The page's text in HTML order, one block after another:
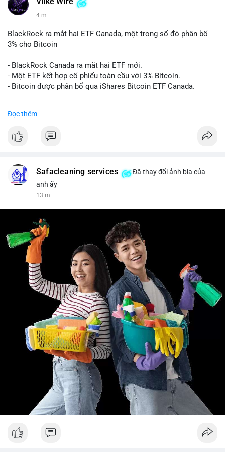
4 m
BlackRock ra mắt hai ETF Canada, một trong số đó phân bổ
3% cho Bitcoin
- BlackRock Canada ra mắt hai ETF mới.
- Một ETF kết hợp cổ phiếu toàn cầu với 3% Bitcoin.
- Bitcoin được phân bổ qua iShares Bitcoin ETF Canada.
📰 Nguồn: Cointelegraph
Đọc thêm
Safacleaning services
Đã thay đổi ảnh bìa của
anh ấy
13 m